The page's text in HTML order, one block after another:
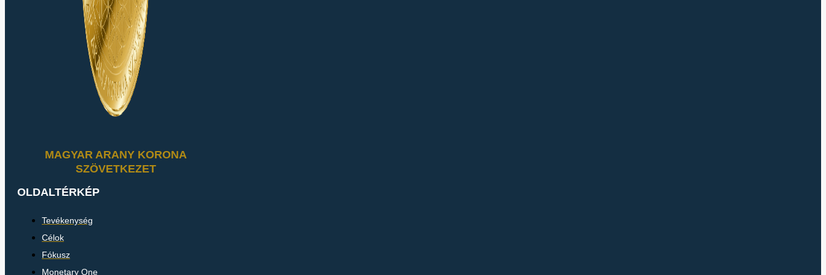
MAGYAR ARANY KORONA
SZÖVETKEZET
OLDALTÉRKÉP
Tevékenység
Célok
Fókusz
Monetary One